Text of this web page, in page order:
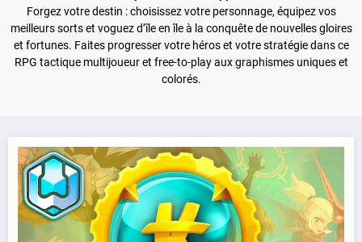
Forgez votre destin : choisissez votre personnage, équipez vos
meilleurs sorts et voguez d’île en île à la conquête de nouvelles gloires
et fortunes. Faites progresser votre héros et votre stratégie dans ce
RPG tactique multijoueur et free-to-play aux graphismes uniques et
colorés.